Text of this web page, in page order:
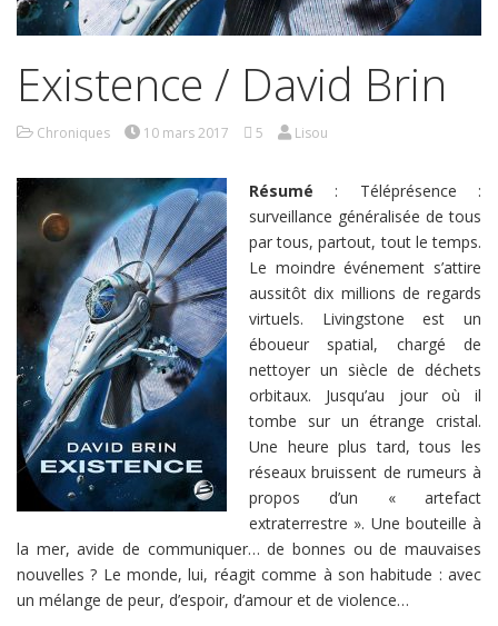
Existence / David Brin
Chroniques 10 mars 2017 5 Lisou
Résumé : Téléprésence :
surveillance généralisée de tous
par tous, partout, tout le temps.
Le moindre événement s’attire
aussitôt dix millions de regards
virtuels. Livingstone est un
éboueur spatial, chargé de
nettoyer un siècle de déchets
orbitaux. Jusqu’au jour où il
tombe sur un étrange cristal.
Une heure plus tard, tous les
réseaux bruissent de rumeurs à
propos d’un « artefact
extraterrestre ». Une bouteille à
la mer, avide de communiquer… de bonnes ou de mauvaises
nouvelles ? Le monde, lui, réagit comme à son habitude : avec
un mélange de peur, d’espoir, d’amour et de violence…